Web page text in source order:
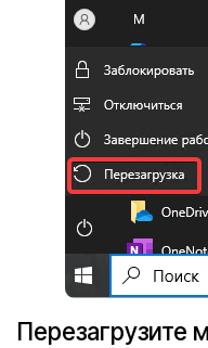
Перезагрузите